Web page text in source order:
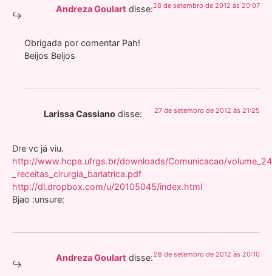
Andreza Goulart disse:28 de setembro de 2012 às 20:07
Obrigada por comentar Pah!
Beijos Beijos
Larissa Cassiano disse: 27 de setembro de 2012 às 21:25
Dre vc já viu.
http://www.hcpa.ufrgs.br/downloads/Comunicacao/
_receitas_cirurgia_bariatrica.pdf
http://dl.dropbox.com/u/20105045/index.html
Bjao :unsure:
Andreza Goulart disse:28 de setembro de 2012 às 20:10